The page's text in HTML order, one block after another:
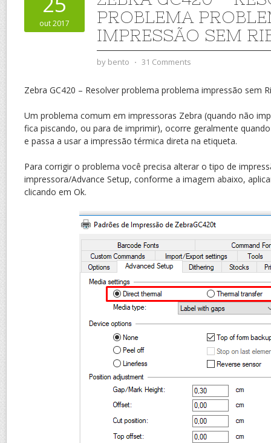
out 2017
PROBLEMA
IMPRESSÃO SEM
by bento ⋅ 31 Comments
Zebra GC420 – Resolver problema problema impressão sem
Um problema comum em impressoras Zebra (quando não
fica piscando, ou para de imprimir), ocorre geralmente
e passa a usar a impressão térmica direta na etiqueta.
Para corrigir o problema você precisa alterar o tipo de
impressora/Advance Setup, conforme a imagem abaixo,
clicando em Ok.